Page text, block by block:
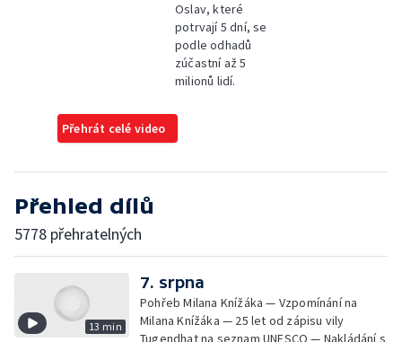
Oslav, které
potrvají 5 dní, se
podle odhadů
zúčastní až 5
milionů lidí.
Přehrát celé video
Přehled dílů
5778 přehratelných
13 min
7. srpna
Pohřeb Milana Knížáka — Vzpomínání na
Milana Knížáka — 25 let od zápisu vily
Tugendhat na seznam UNESCO — Nakládání s